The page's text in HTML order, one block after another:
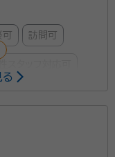
訪問可
を中心に業務を行って